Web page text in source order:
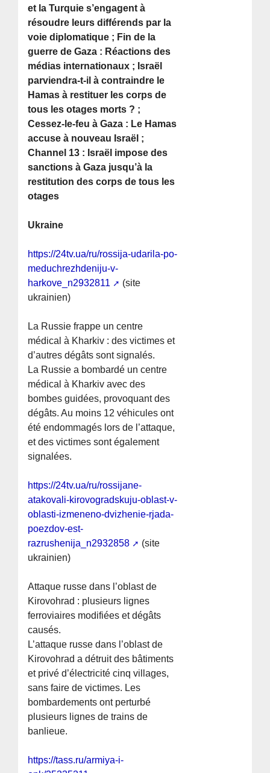
et la Turquie s’engagent à
résoudre leurs différends par la
voie diplomatique ; Fin de la
guerre de Gaza : Réactions des
médias internationaux ; Israël
parviendra-t-il à contraindre le
Hamas à restituer les corps de
tous les otages morts ? ;
Cessez-le-feu à Gaza : Le Hamas
accuse à nouveau Israël ;
Channel 13 : Israël impose des
sanctions à Gaza jusqu’à la
restitution des corps de tous les
otages
Ukraine
https://24tv.ua/ru/rossija-udarila-po-
meduchrezhdeniju-v-
harkove_n2932811
(site
ukrainien)
La Russie frappe un centre
médical à Kharkiv : des victimes et
d’autres dégâts sont signalés.
La Russie a bombardé un centre
médical à Kharkiv avec des
bombes guidées, provoquant des
dégâts. Au moins 12 véhicules ont
été endommagés lors de l’attaque,
et des victimes sont également
signalées.
https://24tv.ua/ru/rossijane-
atakovali-kirovogradskuju-oblast-v-
oblasti-izmeneno-dvizhenie-rjada-
poezdov-est-
razrushenija_n2932858
(site
ukrainien)
Attaque russe dans l’oblast de
Kirovohrad : plusieurs lignes
ferroviaires modifiées et dégâts
causés.
L’attaque russe dans l’oblast de
Kirovohrad a détruit des bâtiments
et privé d’électricité cinq villages,
sans faire de victimes. Les
bombardements ont perturbé
plusieurs lignes de trains de
banlieue.
https://tass.ru/armiya-i-